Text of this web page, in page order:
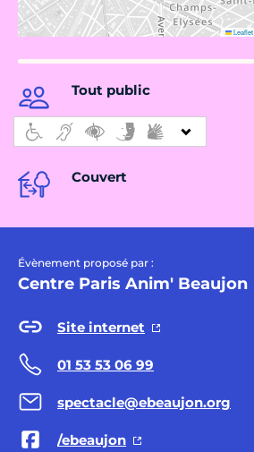
Leaflet
Tout public
Couvert
Évènement proposé par :
Centre Paris Anim' Beaujon
Site internet
01 53 53 06 99
spectacle@ebeaujon.org
/ebeaujon